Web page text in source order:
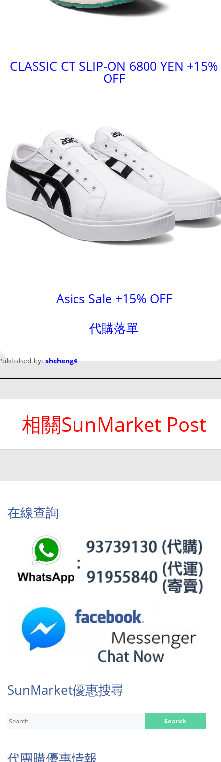
CLASSIC CT SLIP-ON 6800 YEN +15%
OFF
Asics Sale +15% OFF
代購落單
by: shcheng4
相關SunMarket Post
在線查詢
SunMarket優惠搜尋
代團購優惠情報